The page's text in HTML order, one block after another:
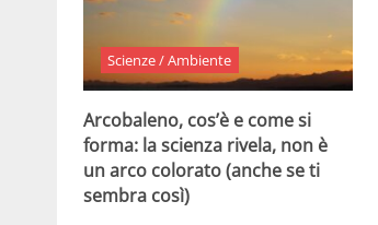
Scienze / Ambiente
Arcobaleno, cos’è e come si
forma: la scienza rivela, non è
un arco colorato (anche se ti
sembra così)